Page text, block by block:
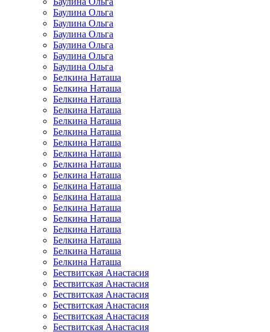
Баулина Ольга
Баулина Ольга
Баулина Ольга
Баулина Ольга
Баулина Ольга
Баулина Ольга
Белкина Наташа
Белкина Наташа
Белкина Наташа
Белкина Наташа
Белкина Наташа
Белкина Наташа
Белкина Наташа
Белкина Наташа
Белкина Наташа
Белкина Наташа
Белкина Наташа
Белкина Наташа
Белкина Наташа
Белкина Наташа
Белкина Наташа
Белкина Наташа
Белкина Наташа
Белкина Наташа
Бествитская Анастасия
Бествитская Анастасия
Бествитская Анастасия
Бествитская Анастасия
Бествитская Анастасия
Бествитская Анастасия